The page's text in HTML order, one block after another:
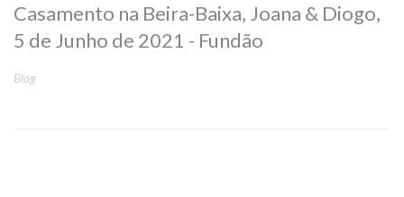
Casamento na Beira-Baixa, Joana & Diogo,
5 de Junho de 2021 - Fundão
Blog